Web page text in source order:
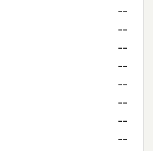
--
--
--
--
--
--
--
--